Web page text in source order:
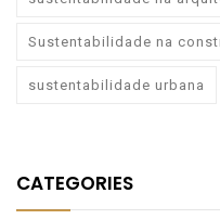
Sustentabilidade na
sustentabilidade urbana
CATEGORIES